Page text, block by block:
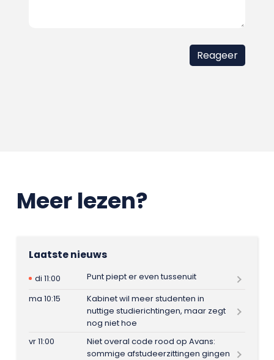
Meer lezen?
Laatste nieuws
di 11:00
Punt piept er even tussenuit
ma 10:15
Kabinet wil meer studenten in
nuttige studierichtingen, maar zegt
nog niet hoe
vr 11:00
Niet overal code rood op Avans:
sommige afstudeerzittingen gingen